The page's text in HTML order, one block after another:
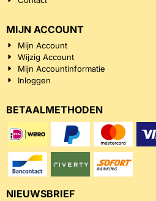
MIJN ACCOUNT
Mijn Account
Wijzig Account
Mijn Accountinformatie
Inloggen
BETAALMETHODEN
NIEUWSBRIEF